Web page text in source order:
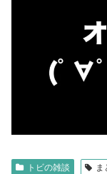
トビの雑談 ま